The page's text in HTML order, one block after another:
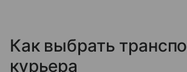
Как выбрать
курьера